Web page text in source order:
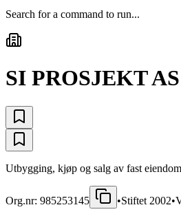
Search for a command to run...
SI PROSJEKT AS
Utbygging, kjøp og salg av fast
Org.nr: 985253145 •Stiftet 2002•